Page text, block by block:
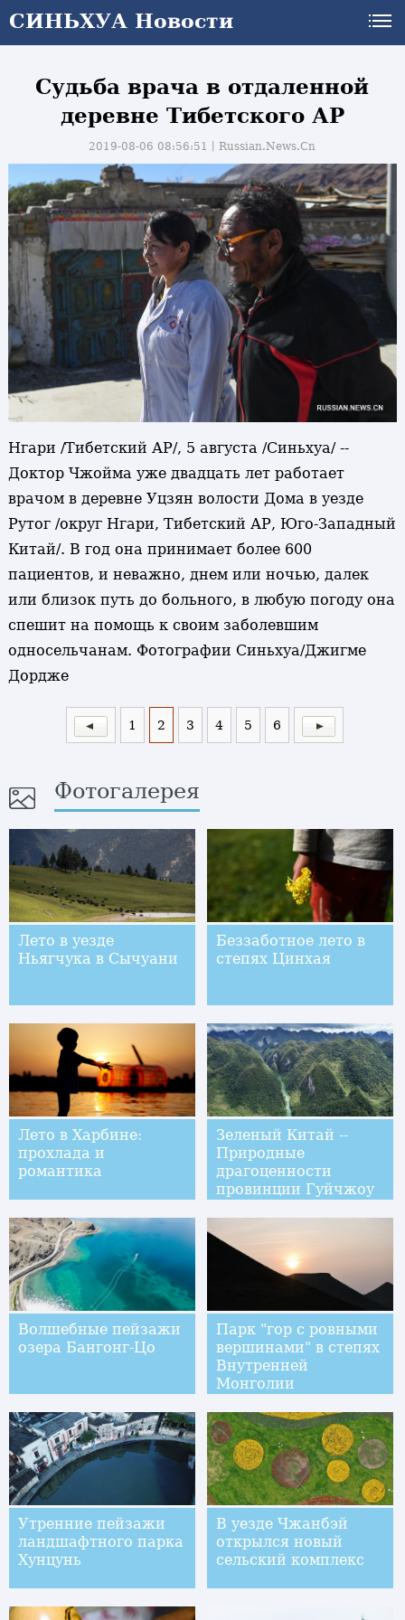
СИНЬХУА Новости
Судьба врача в отдаленной
деревне Тибетского АР
2019-08-06 08:56:51丨Russian.News.Cn
Нгари /Тибетский АР/, 5 августа /Синьхуа/ --
Доктор Чжойма уже двадцать лет работает
врачом в деревне Уцзян волости Дома в уезде
Рутог /округ Нгари, Тибетский АР, Юго-Западный
Китай/. В год она принимает более 600
пациентов, и неважно, днем или ночью, далек
или близок путь до больного, в любую погоду она
спешит на помощь к своим заболевшим
односельчанам. Фотографии Синьхуа/Джигме
Дордже
1 2 3 4 5 6
Фотогалерея
Лето в уезде
Ньягчука в Сычуани
Беззаботное лето в
степях Цинхая
Лето в Харбине:
прохлада и
романтика
Зеленый Китай --
Природные
драгоценности
провинции Гуйчжоу
Волшебные пейзажи
озера Бангонг-Цо
Парк "гор с ровными
вершинами" в степях
Внутренней
Монголии
Утренние пейзажи
ландшафтного парка
Хунцунь
В уезде Чжанбэй
открылся новый
сельский комплекс